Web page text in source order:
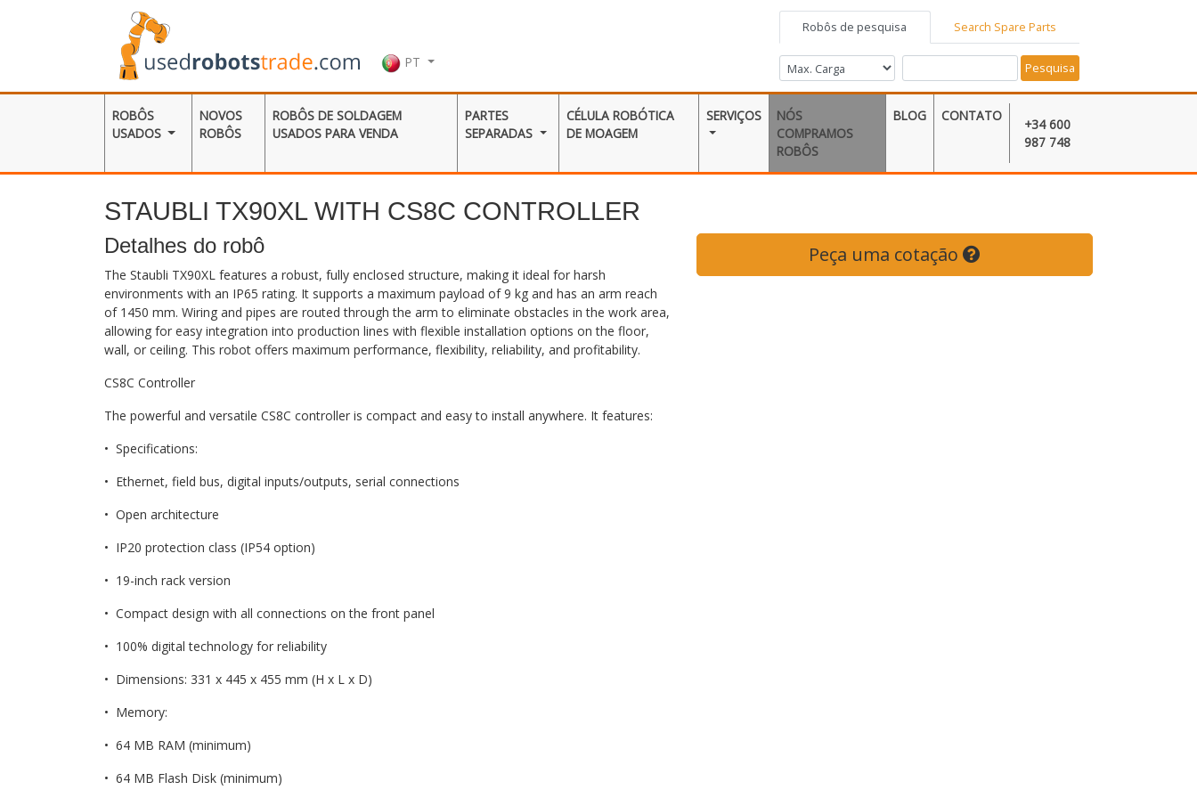
PT
Robôs de pesquisa Search Spare Parts
Pesquisa
ROBÔS
USADOS
NOVOS
ROBÔS
ROBÔS DE SOLDAGEM
USADOS ​​PARA VENDA
PARTES
SEPARADAS
CÉLULA ROBÓTICA
DE MOAGEM
SERVIÇOS
NÓS
COMPRAMOS
ROBÔS
BLOG CONTATO
+34 600
987 748
STAUBLI TX90XL WITH CS8C CONTROLLER
Detalhes do robô
The Staubli TX90XL features a robust, fully enclosed structure, making it ideal for harsh
environments with an IP65 rating. It supports a maximum payload of 9 kg and has an arm reach
of 1450 mm. Wiring and pipes are routed through the arm to eliminate obstacles in the work area,
allowing for easy integration into production lines with flexible installation options on the floor,
wall, or ceiling. This robot offers maximum performance, flexibility, reliability, and profitability.
CS8C Controller
The powerful and versatile CS8C controller is compact and easy to install anywhere. It features:
• Specifications:
• Ethernet, field bus, digital inputs/outputs, serial connections
• Open architecture
• IP20 protection class (IP54 option)
• 19-inch rack version
• Compact design with all connections on the front panel
• 100% digital technology for reliability
• Dimensions: 331 x 445 x 455 mm (H x L x D)
• Memory:
• 64 MB RAM (minimum)
• 64 MB Flash Disk (minimum)
Peça uma cotação